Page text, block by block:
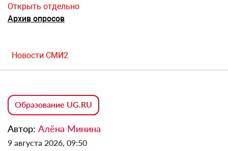
Открыть отдельно
Архив опросов
Новости СМИ2
Образование UG.RU
Автор: Алёна Минина
9 августа 2026, 09:50